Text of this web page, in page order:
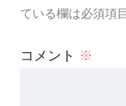
ている欄は必須項
コメント ※